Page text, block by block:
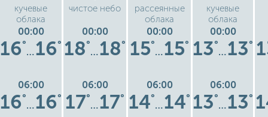
кучевые
облака
00:00
16°
…16°
06:00
16°
…16°
чистое небо
00:00
18°
…18°
06:00
17°
…17°
рассеянные
облака
00:00
15°
…15°
06:00
14°
…14°
кучевые
облака
00:00
13°
…13°
06:00
13°
…13°